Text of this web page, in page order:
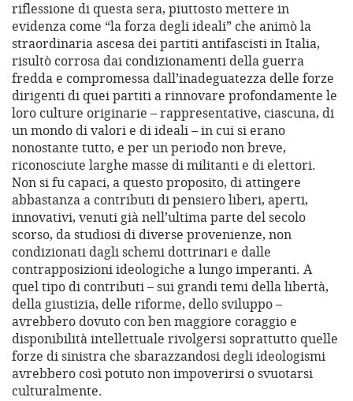
riflessione di questa sera, piuttosto mettere in
evidenza come “la forza degli ideali” che animò la
straordinaria ascesa dei partiti antifascisti in Italia,
risultò corrosa dai condizionamenti della guerra
fredda e compromessa dall’inadeguatezza delle forze
dirigenti di quei partiti a rinnovare profondamente le
loro culture originarie – rappresentative, ciascuna, di
un mondo di valori e di ideali – in cui si erano
nonostante tutto, e per un periodo non breve,
riconosciute larghe masse di militanti e di elettori.
Non si fu capaci, a questo proposito, di attingere
abbastanza a contributi di pensiero liberi, aperti,
innovativi, venuti già nell’ultima parte del secolo
scorso, da studiosi di diverse provenienze, non
condizionati dagli schemi dottrinari e dalle
contrapposizioni ideologiche a lungo imperanti. A
quel tipo di contributi – sui grandi temi della libertà,
della giustizia, delle riforme, dello sviluppo –
avrebbero dovuto con ben maggiore coraggio e
disponibilità intellettuale rivolgersi soprattutto quelle
forze di sinistra che sbarazzandosi degli ideologismi
avrebbero così potuto non impoverirsi o svuotarsi
culturalmente.